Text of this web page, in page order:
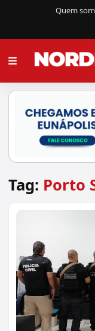
Quem
Tag: Porto